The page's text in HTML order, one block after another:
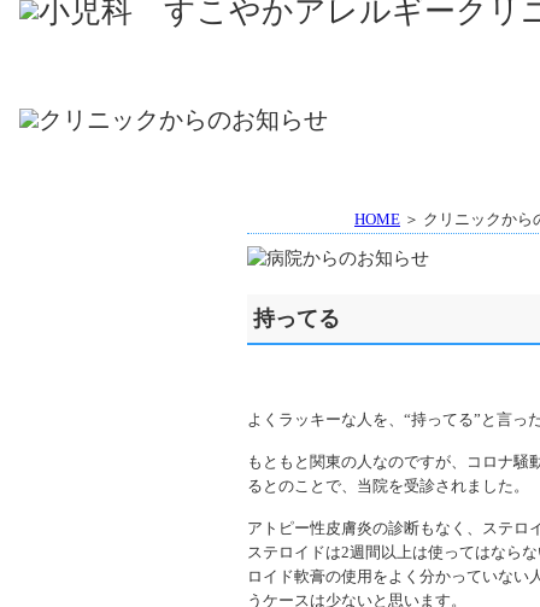
HOME ＞ クリニックか
持ってる
よくラッキーな人を、“持ってる”と言っ
もともと関東の人なのですが、コロナ騒
るとのことで、当院を受診されました。
アトピー性皮膚炎の診断もなく、ステロ
ステロイドは2週間以上は使ってはなら
ロイド軟膏の使用をよく分かっていない
うケースは少ないと思います。